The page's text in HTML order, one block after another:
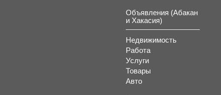
Объявления (Абакан
и Хакасия)
Недвижимость
Работа
Услуги
Товары
Авто